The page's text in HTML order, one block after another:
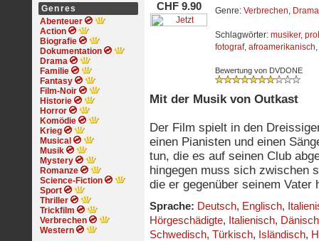
Genres
Abenteuer
Action
Biografie
Dokumentation
Drama
Familie
Fantasy
Film-Noir
Historie
Horror
Komödie
Krieg
Musical
Musik
Mystery
Romanze
Science-Fiction
Sport
Thriller
Trickfilm
Verbrechen
Western
CHF 9.90 Genre: Verbrechen, Drama
Schlagwörter: musiker,
fotograf, afroamerikanisch,
Bewertung von DVDONE
Mit der Musik von Outkast
Der Film spielt in den
einen Pianisten und einen
tun, die es auf seinen Club
hingegen muss sich zwischen
die er gegenüber seinem Vater
Sprache: Deutsch, Englisch,
Hörgeschädigte, Italienisch,
Schwedisch, Türkisch, Isländisch,